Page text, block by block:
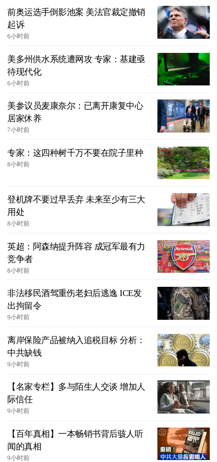
前奥运选手倒影池案 美法官裁定撤销
起诉
6小时前
美多州供水系统遭网攻 专家：基建亟
待现代化
6小时前
美参议员麦康奈尔：已离开康复中心
居家休养
7小时前
专家：这四种树千万不要在院子里种
8小时前
登机牌不要过早丢弃 未来至少有三大
用处
8小时前
英超：阿森纳提升阵容 成冠军最有力
竞争者
8小时前
非法移民酒驾重伤老妇后逃逸 ICE发
出拘留令
9小时前
离岸保险产品被纳入追税目标 分析：
中共缺钱
9小时前
【名家专栏】多与陌生人交谈 增加人
际信任
9小时前
【百年真相】一本畅销书背后骇人听
闻的真相
9小时前